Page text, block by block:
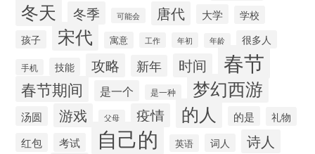
冬天 冬季 可能会 唐代 大学
学校
孩子
宋代 寓意 工作 年初 年龄 很多人
手机 技能 攻略 新年 时间 春节
春节期间 是一个 是一种 梦幻西游
汤圆 游戏 父母 疫情 的人 的是
礼物
红包
考试 自己的 英语 词人 诗人